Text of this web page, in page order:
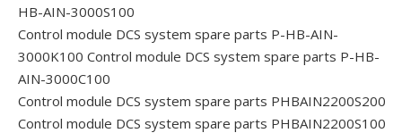
HB-AIN-3000S100
Control module DCS system spare parts P-HB-AIN-
3000K100 Control module DCS system spare parts P-HB-
AIN-3000C100
Control module DCS system spare parts PHBAIN2200S200
Control module DCS system spare parts PHBAIN2200S100